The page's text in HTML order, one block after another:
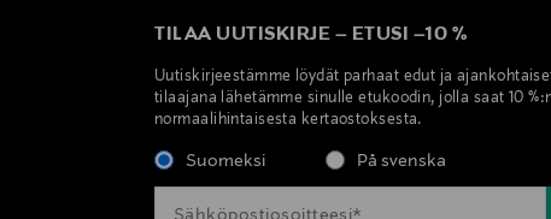
TILAA UUTISKIRJE – ETUSI –10 %
Uutiskirjeestämme löydät parhaat edut ja
tilaajana lähetämme sinulle etukoodin, jolla saat 10
normaalihintaisesta kertaostoksesta.
Suomeksi På svenska